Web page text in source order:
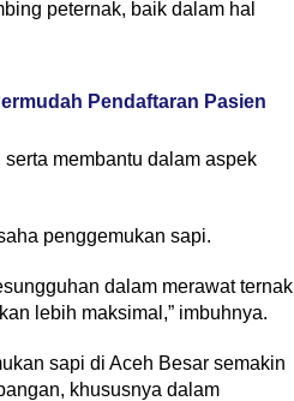
peternak, baik dalam hal
Pendaftaran Pasien
membantu dalam aspek
penggemukan sapi.
dalam merawat
lebih maksimal,” imbuhnya.
sapi di Aceh Besar semakin
khususnya dalam